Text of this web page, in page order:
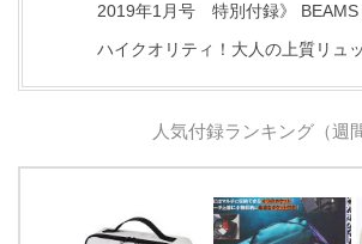
2019年1月号 特別付録》 BEAMS
ハイクオリティ！大人の上質リュ
人気付録ランキング（週間